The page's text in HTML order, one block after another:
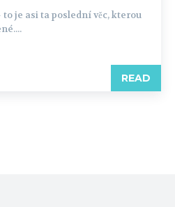
je asi ta poslední věc, kterou
READ